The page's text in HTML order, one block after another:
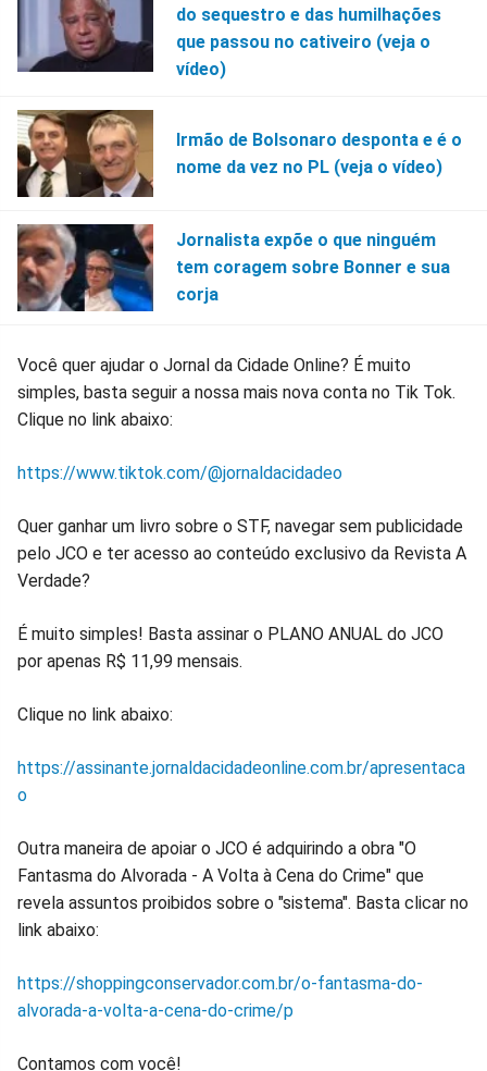
do sequestro e das humilhações
que passou no cativeiro (veja o
vídeo)
Irmão de Bolsonaro desponta e é o
nome da vez no PL (veja o vídeo)
Jornalista expõe o que ninguém
tem coragem sobre Bonner e sua
corja
Você quer ajudar o Jornal da Cidade Online? É muito
simples, basta seguir a nossa mais nova conta no Tik Tok.
Clique no link abaixo:
https://www.tiktok.com/@jornaldacidadeo
Quer ganhar um livro sobre o STF, navegar sem publicidade
pelo JCO e ter acesso ao conteúdo exclusivo da Revista A
Verdade?
É muito simples! Basta assinar o PLANO ANUAL do JCO
por apenas R$ 11,99 mensais.
Clique no link abaixo:
https://assinante.jornaldacidadeonline.com.br/apresentaca
o
Outra maneira de apoiar o JCO é adquirindo a obra "O
Fantasma do Alvorada - A Volta à Cena do Crime" que
revela assuntos proibidos sobre o "sistema". Basta clicar no
link abaixo:
https://shoppingconservador.com.br/o-fantasma-do-
alvorada-a-volta-a-cena-do-crime/p
Contamos com você!